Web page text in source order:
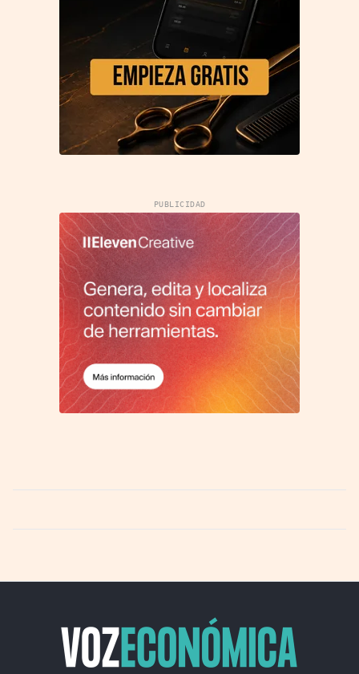
PUBLICIDAD